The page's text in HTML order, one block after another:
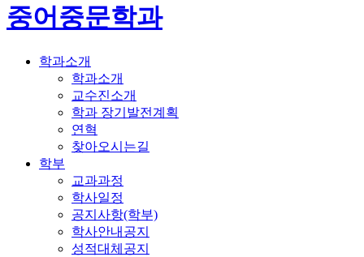
중어중문학과
학과소개
학과소개
교수진소개
학과 장기발전계획
연혁
찾아오시는길
학부
교과과정
학사일정
공지사항(학부)
학사안내공지
성적대체공지